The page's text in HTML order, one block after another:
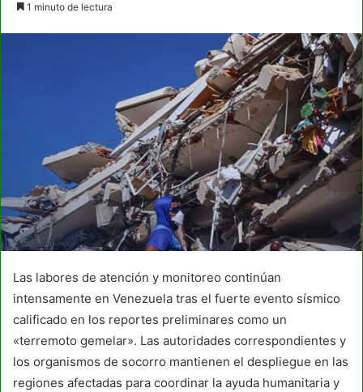
1 minuto de lectura
Las labores de atención y monitoreo continúan
intensamente en Venezuela tras el fuerte evento sísmico
calificado en los reportes preliminares como un
«terremoto gemelar». Las autoridades correspondientes y
los organismos de socorro mantienen el despliegue en las
regiones afectadas para coordinar la ayuda humanitaria y